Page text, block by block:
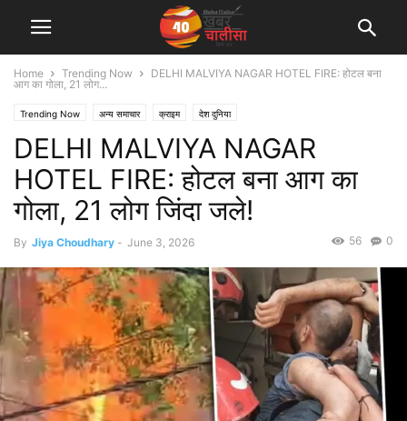
Home Trending Now
DELHI MALVIYA NAGAR HOTEL FIRE: होटल बना
आग का गोला, 21 लोग...
Trending Now अन्य समाचार क्राइम देश दुनिया
DELHI MALVIYA NAGAR
HOTEL FIRE: होटल बना आग का
गोला, 21 लोग जिंदा जले!
By Jiya Choudhary - June 3, 2026 0
56